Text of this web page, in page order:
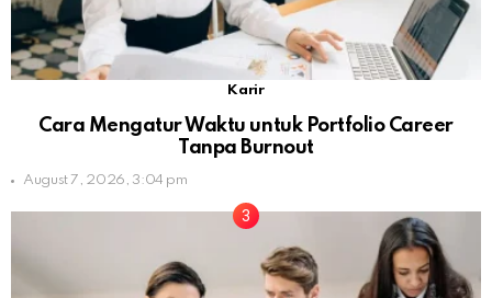
Karir
Cara Mengatur Waktu untuk Portfolio Career
Tanpa Burnout
August 7, 2026, 3:04 pm